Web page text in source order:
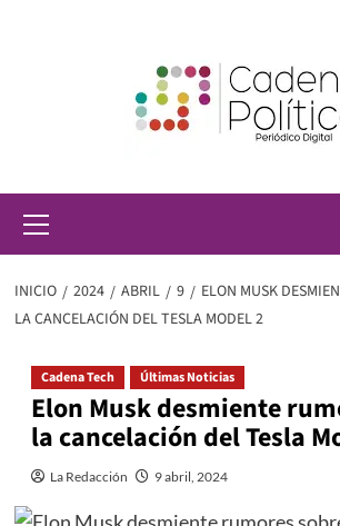
principal
INICIO 2024 ABRIL 9
ELON MUSK
LA CANCELACIÓN DEL TESLA MODEL 2
Cadena Tech Últimas Noticias
Elon Musk desmiente
la cancelación del Tesla
La Redacción 9 abril, 2024